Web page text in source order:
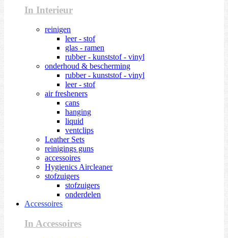
In Interieur
reinigen
leer - stof
glas - ramen
rubber - kunststof - vinyl
onderhoud & bescherming
rubber - kunststof - vinyl
leer - stof
air fresheners
cans
hanging
liquid
ventclips
Leather Sets
reinigings guns
accessoires
Hygienics Aircleaner
stofzuigers
stofzuigers
onderdelen
Accessoires
In Accessoires